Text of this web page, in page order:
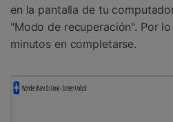
en la pantalla de tu
"Modo de recuperación". Por
minutos en completarse.